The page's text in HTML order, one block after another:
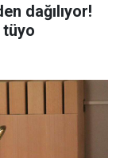
dağılıyor!
tüyo